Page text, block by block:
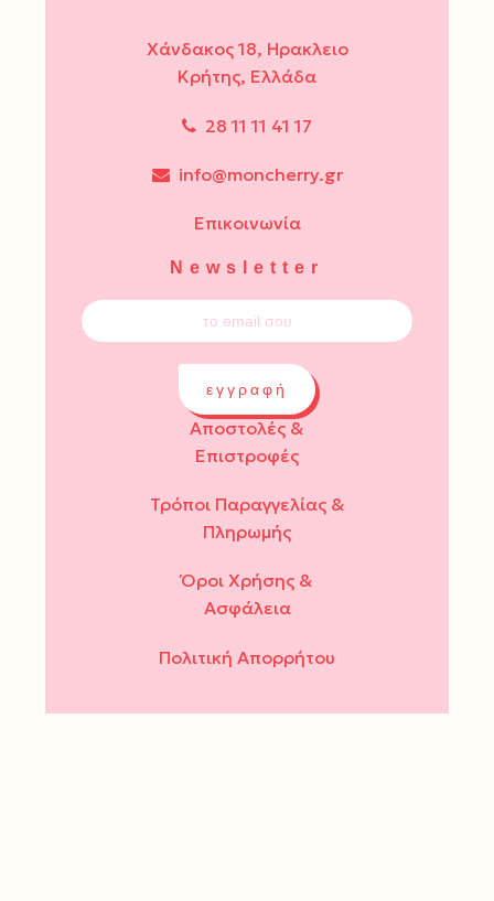
Χάνδακος 18, Ηρακλειο
Κρήτης, Ελλάδα
28 11 11 41 17
info@moncherry.gr
Επικοινωνία
Newsletter
εγγραφή
Αποστολές &
Επιστροφές
Τρόποι Παραγγελίας &
Πληρωμής
Όροι Χρήσης &
Ασφάλεια
Πολιτική Απορρήτου